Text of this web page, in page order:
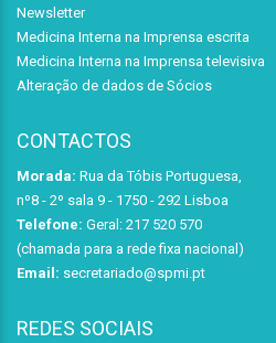
Newsletter
Medicina Interna na Imprensa escrita
Medicina Interna na Imprensa televisiva
Alteração de dados de Sócios
CONTACTOS
Morada: Rua da Tóbis Portuguesa,
nº8 - 2º sala 9 - 1750 - 292 Lisboa
Telefone: Geral: 217 520 570
(chamada para a rede fixa nacional)
Email: secretariado@spmi.pt
REDES SOCIAIS